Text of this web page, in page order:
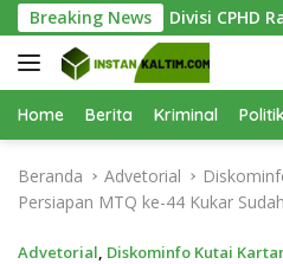
a
g
u
Breaking News
Digelar, Divisi CPHD Raih
Home Berita Kriminal Politik
Beranda Advetorial
Persiapan MTQ ke-44 Kukar
Advetorial, Diskominfo Kutai